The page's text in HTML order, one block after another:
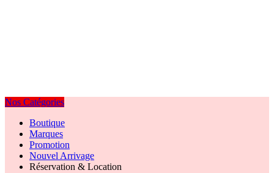
Nos Catégories
Boutique
Marques
Promotion
Nouvel Arrivage
Réservation & Location